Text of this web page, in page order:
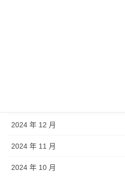
2024 年 12 月
2024 年 11 月
2024 年 10 月